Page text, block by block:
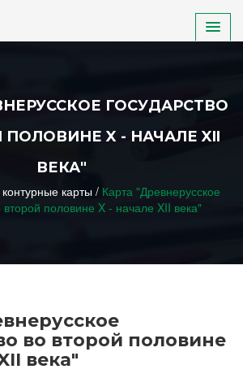
ГОСУДАРСТВО
X - НАЧАЛЕ XII
ВЕКА"
карты / Карта "Древнерусское
второй половине X - начале XII века"
во второй половине
века"